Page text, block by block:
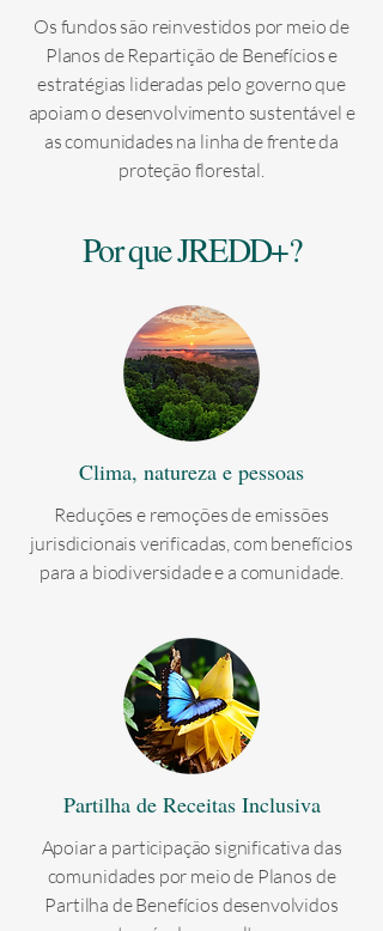
Os fundos são reinvestidos por meio de
Planos de Repartição de Benefícios e
estratégias lideradas pelo governo que
apoiam o desenvolvimento sustentável e
as comunidades na linha de frente da
proteção florestal.
Por que JREDD+?
Clima, natureza e pessoas
Reduções e remoções de emissões
jurisdicionais verificadas, com benefícios
para a biodiversidade e a comunidade.
Partilha de Receitas Inclusiva
Apoiar a participação significativa das
comunidades por meio de Planos de
Partilha de Benefícios desenvolvidos